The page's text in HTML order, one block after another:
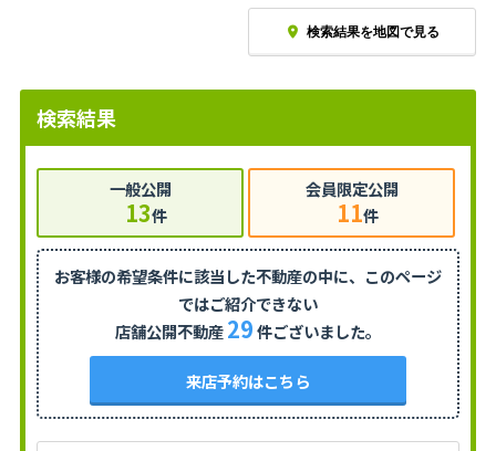
検索結果を地図で見る
検索結果
一般公開
13件
会員限定公開
11件
お客様の希望条件に該当した不動産の中に、 このページ
ではご紹介できない
店舗公開不動産29件ございました。
来店予約はこちら